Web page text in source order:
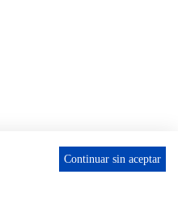
Continuar sin aceptar